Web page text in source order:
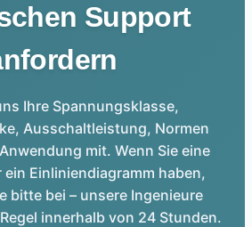
Support
Ihre Spannungsklasse,
Ausschaltleistung, Normen
mit. Wenn Sie eine
Einliniendiagramm haben,
bitte bei – unsere Ingenieure
innerhalb von 24 Stunden.